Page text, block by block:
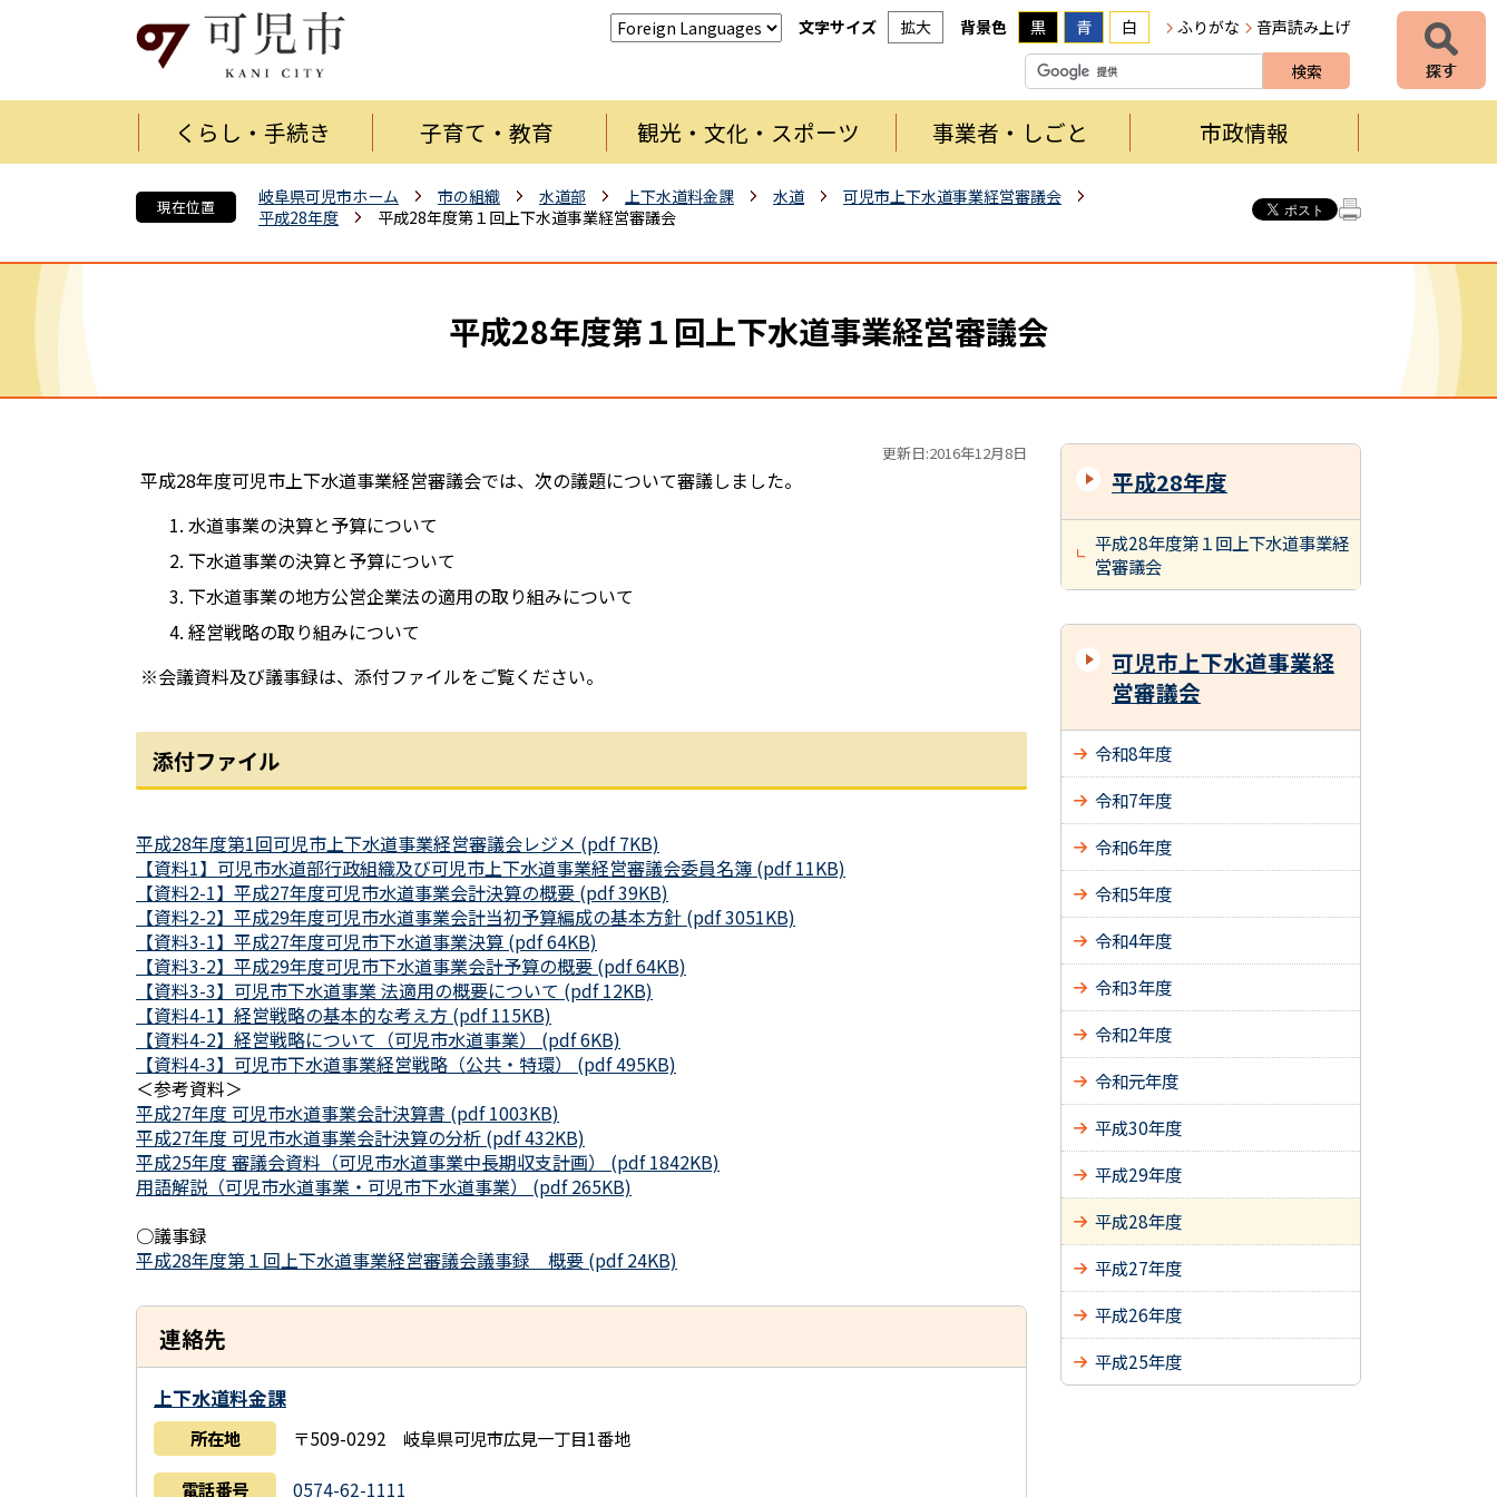
文字サイズ 拡大 背景色 黒 青 白 ふりがな 音声読み上げ
くらし・手続き 子育て・教育 観光・文化・スポーツ 事業者・しごと 市政情報
現在位置 岐阜県可児市ホーム 市の組織 水道部 上下水道料金課 水道
可児市上下水道事業経営審議会
平成28年度
平成28年度第１回上下水道事業経営審議会
平成28年度第１回上下水道事業経営審議会
更新日:2016年12月8日
平成28年度可児市上下水道事業経営審議会では、次の議題について審議しました。
水道事業の決算と予算について
下水道事業の決算と予算について
下水道事業の地方公営企業法の適用の取り組みについて
経営戦略の取り組みについて
※会議資料及び議事録は、添付ファイルをご覧ください。
添付ファイル
平成28年度第1回可児市上下水道事業経営審議会レジメ (pdf 7KB)
【資料1】可児市水道部行政組織及び可児市上下水道事業経営審議会委員名簿 (pdf 11KB)
【資料2-1】平成27年度可児市水道事業会計決算の概要 (pdf 39KB)
【資料2-2】平成29年度可児市水道事業会計当初予算編成の基本方針 (pdf 3051KB)
【資料3-1】平成27年度可児市下水道事業決算 (pdf 64KB)
【資料3-2】平成29年度可児市下水道事業会計予算の概要 (pdf 64KB)
【資料3-3】可児市下水道事業 法適用の概要について (pdf 12KB)
【資料4-1】経営戦略の基本的な考え方 (pdf 115KB)
【資料4-2】経営戦略について（可児市水道事業） (pdf 6KB)
【資料4-3】可児市下水道事業経営戦略（公共・特環） (pdf 495KB)
＜参考資料＞
平成27年度 可児市水道事業会計決算書 (pdf 1003KB)
平成27年度 可児市水道事業会計決算の分析 (pdf 432KB)
平成25年度 審議会資料（可児市水道事業中長期収支計画） (pdf 1842KB)
用語解説（可児市水道事業・可児市下水道事業） (pdf 265KB)
○議事録
平成28年度第１回上下水道事業経営審議会議事録 概要 (pdf 24KB)
連絡先
上下水道料金課
所在地 〒509-0292 岐阜県可児市広見一丁目1番地
電話番号 0574-62-1111
平成28年度
平成28年度第１回上下水道事業経
営審議会
可児市上下水道事業経
営審議会
令和8年度
令和7年度
令和6年度
令和5年度
令和4年度
令和3年度
令和2年度
令和元年度
平成30年度
平成29年度
平成28年度
平成27年度
平成26年度
平成25年度